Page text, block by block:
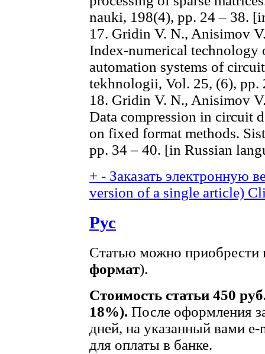
nauki, 198(4), pp. 24 – 38.
17. Gridin V. N., Anisimov
Index-numerical technology
automation systems of
tekhnologii, Vol. 25, (6), pp.
18. Gridin V. N., Anisimov
Data compression in circuit
on fixed format methods.
pp. 34 – 40. [in Russian
+ - Заказать электронную
version of a single article)
Рус
Статью можно приобрести
формат).
Стоимость статьи 450
18%). После оформления
дней, на указанный вами
для оплаты в банке.